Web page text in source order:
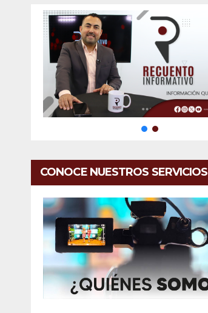
CONOCE NUESTROS SERVICIOS